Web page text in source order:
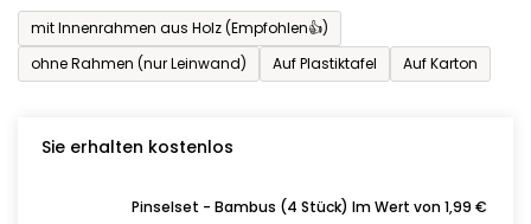
mit Innenrahmen aus Holz (Empfohlen👍)
ohne Rahmen (nur Leinwand)
Auf Plastiktafel Auf Karton
Sie erhalten kostenlos
Pinselset - Bambus (4 Stück) Im Wert von 1,99 €